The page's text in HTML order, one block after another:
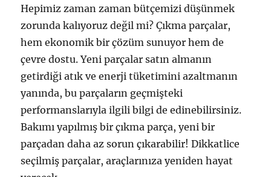
Hepimiz zaman zaman bütçemizi düşünmek
zorunda kalıyoruz değil mi? Çıkma parçalar,
hem ekonomik bir çözüm sunuyor hem de
çevre dostu. Yeni parçalar satın almanın
getirdiği atık ve enerji tüketimini azaltmanın
yanında, bu parçaların geçmişteki
performanslarıyla ilgili bilgi de edinebilirsiniz.
Bakımı yapılmış bir çıkma parça, yeni bir
parçadan daha az sorun çıkarabilir! Dikkatlice
seçilmiş parçalar, araçlarınıza yeniden hayat